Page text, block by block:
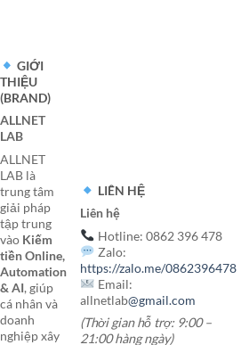
GIỚI
THIỆU
(BRAND)
ALLNET
LAB
ALLNET
LAB là
trung tâm
giải pháp
tập trung
vào Kiếm
tiền Online,
Automation
& AI, giúp
cá nhân và
doanh
nghiệp xây
LIÊN HỆ
Liên hệ
Hotline: 0862 396 478
Zalo:
https://zalo.me/0862396478
Email:
allnetlab@gmail.com
(Thời gian hỗ trợ: 9:00 –
21:00 hàng ngày)